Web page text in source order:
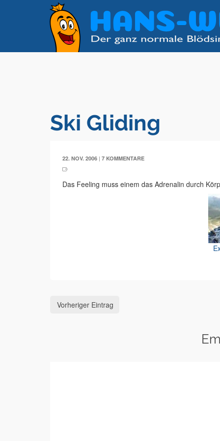
Ski Gliding
22. NOV. 2006 | 7 KOMMENTARE
Das Feeling muss einem das Adrenalin durch
Vorheriger Eintrag